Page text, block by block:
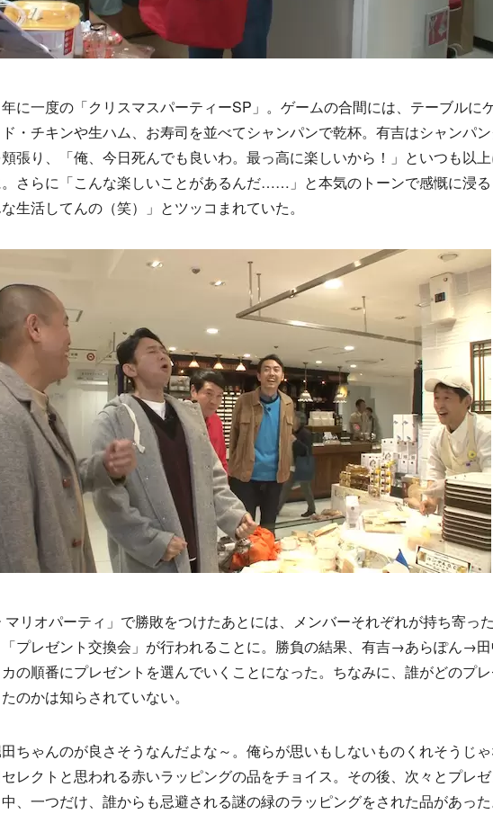
に一度の「クリスマスパーティーSP」。ゲームの合間には、テーブルに
・チキンや生ハム、お寿司を並べてシャンパンで乾杯。有吉はシャンパ
張り、「俺、今日死んでも良いわ。最っ高に楽しいから！」といつも以
さらに「こんな楽しいことがあるんだ……」と本気のトーンで感慨に浸
生活してんの（笑）」とツッコまれていた。
リオパーティ」で勝敗をつけたあとには、メンバーそれぞれが持ち寄っ
プレゼント交換会」が行われることに。勝負の結果、有吉→あらぽん→
の順番にプレゼントを選んでいくことになった。ちなみに、誰がどのプレ
のかは知らされていない。
ちゃんのが良さそうなんだよな～。俺らが思いもしないものくれそうじ
レクトと思われる赤いラッピングの品をチョイス。その後、次々とプレ
、一つだけ、誰からも忌避される謎の緑のラッピングをされた品があっ